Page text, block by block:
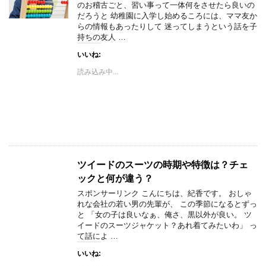
のお稽古ごと、習い事って一体何をさせたら良いの
だろうと 幼稚園に入学し始めるころには、ママ友か
らの情報もあったりして 迷ってしまうという話を子
持ちの友人 …
いいね:
読み込み中...
ツイードのスーツの時期や特徴は？チェ
ックと何が違う？
スポンサーリンク こんにちは、紀香です。 おしゃ
れな会社の若い男の先輩が、 この季節になるとずっ
と 「女の子は良いなぁ、俺さ、黒以外が良い。 ツ
イードのスーツジャケット？あれ着てみたいわ」 っ
て話によ …
いいね: